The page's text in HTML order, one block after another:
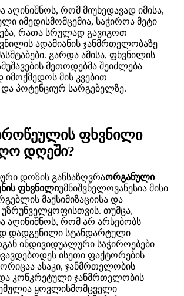
აღინიშნოს, რომ მიუხედავად იმისა,
იმედისმომცემია, საჭიროა მეტი
რათა სრულად გავიგოთ
ადამიანის ჯანმრთელობაზე
გარდა ამისა, ფხვნილის
მეთოდებმა შეიძლება
იმოქმედოს მის კვებით
პოტენციურ სარგებელზე.
ფხვნილი
დღეში?
დოზის განსაზღვრაორგანული
ფხვნილიუმნიშვნელოვანესია მისი
მაქსიმიზაციისა და
თუმცა,
აღინიშნოს, რომ არ არსებობს
დადგენილი სტანდარტული
ინდივიდუალური საჭიროებები
ისეთი ფაქტორების
ასაკი, ჯანმრთელობის
კონკრეტული ჯანმრთელობის
ყოვლისმომცველი